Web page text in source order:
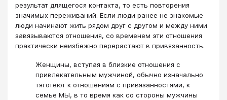
результат длящегося контакта, то есть повторения
значимых переживаний. Если люди ранее не знакомые
люди начинают жить рядом друг с другом и между ними
завязываются отношения, со временем эти отношения
практически неизбежно перерастают в привязанность.
Женщины, вступая в близкие отношения с
привлекательным мужчиной, обычно изначально
тяготеют к отношениям с привязанностями, к
семье МЫ, в то время как со стороны мужчины